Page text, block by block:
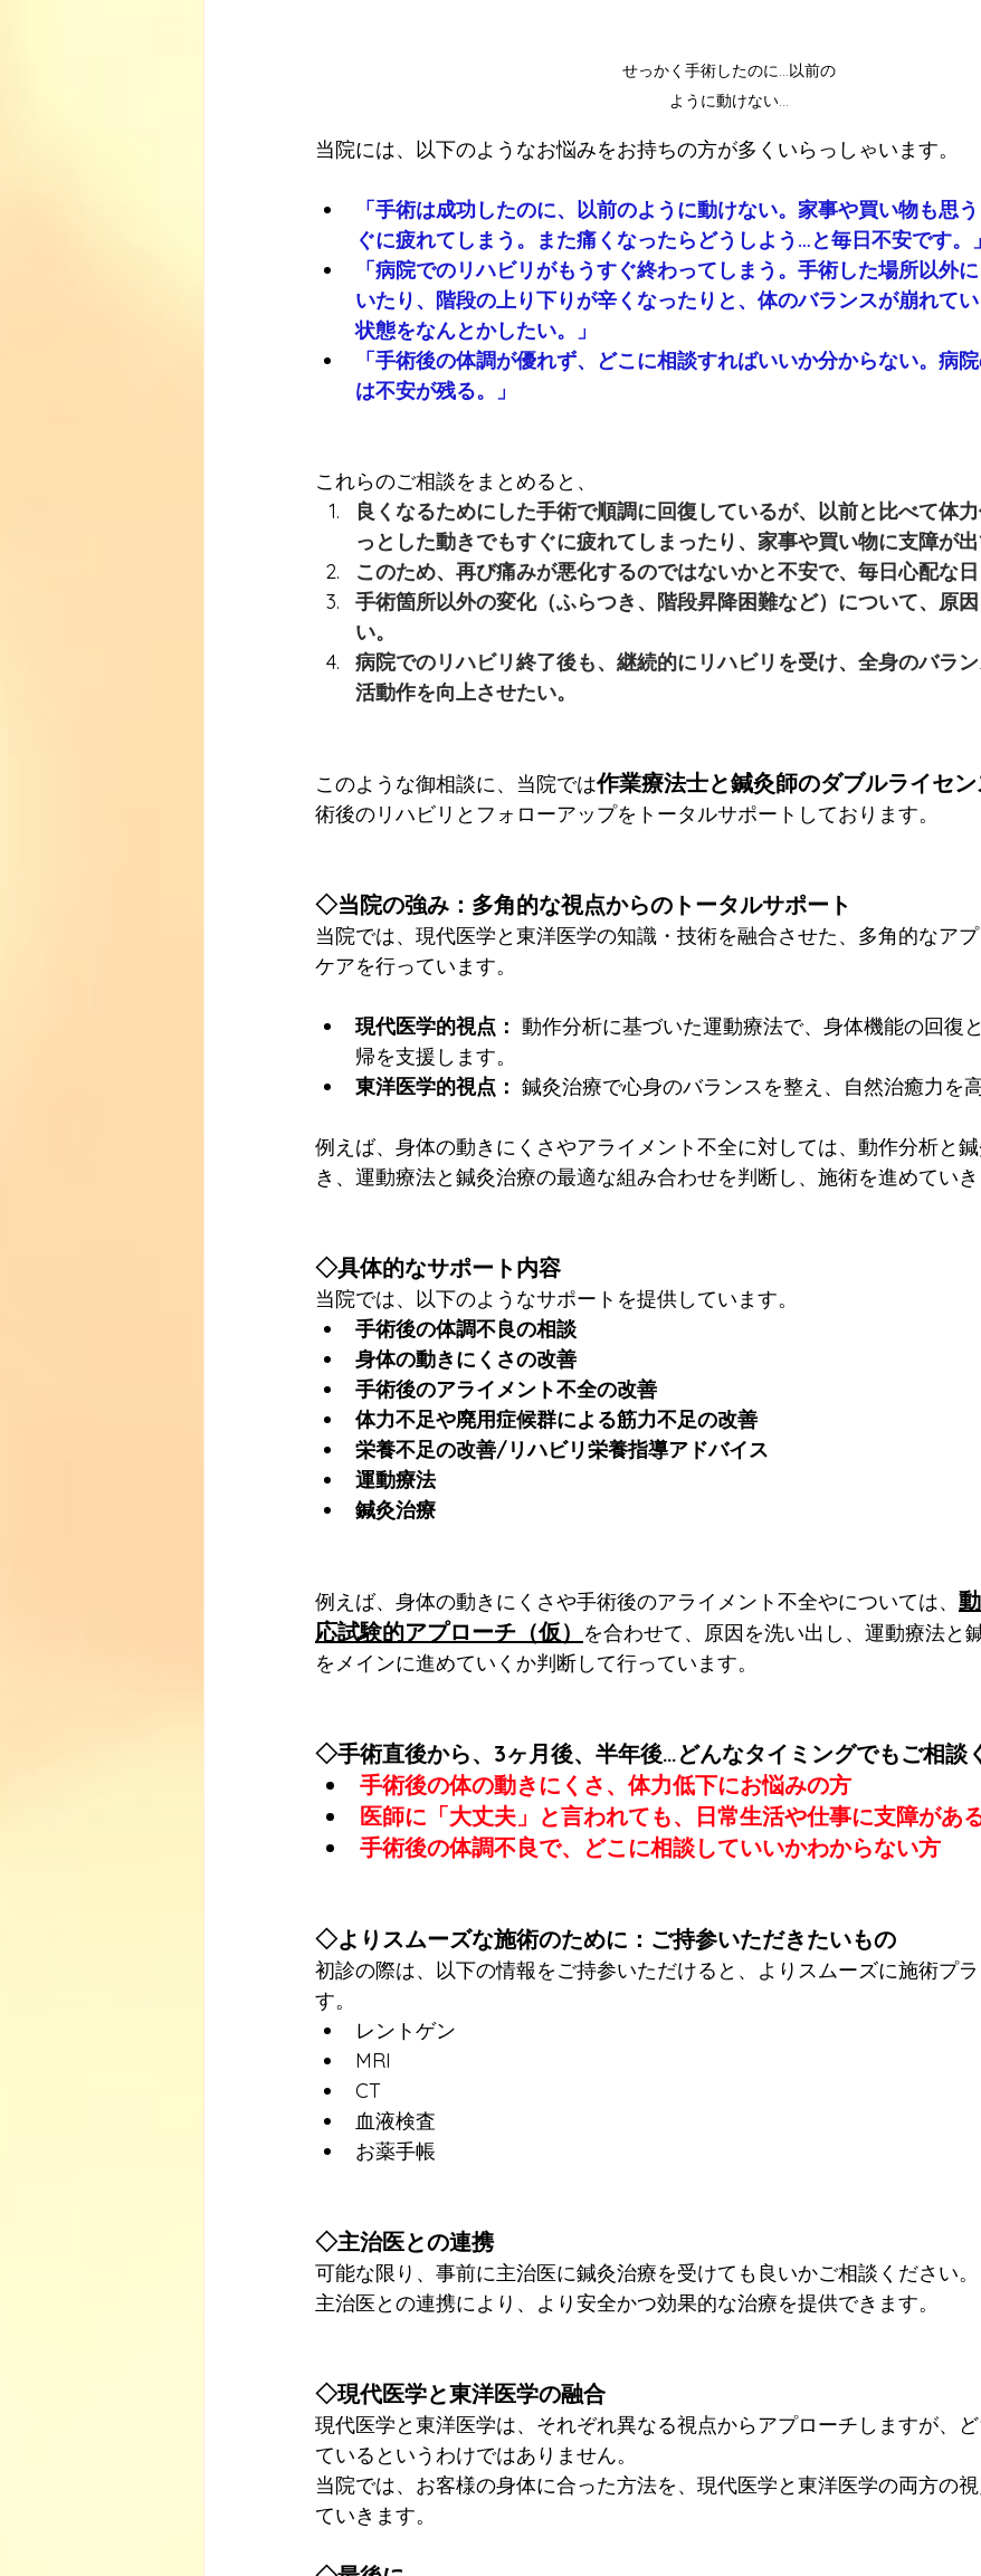
せっかく手術したのに…以前の
ように動けない…
当院には、以下のようなお悩みをお持ちの方が多くいらっしゃいます。
「手術は成功したのに、以前のように動けない。家事や買い物も思
ぐに疲れてしまう。また痛くなったらどうしよう…と毎日不安です。」
「病院でのリハビリがもうすぐ終わってしまう。手術した場所以外
いたり、階段の上り下りが辛くなったりと、体のバランスが崩れて
状態をなんとかしたい。」
「手術後の体調が優れず、どこに相談すればいいか分からない。病
は不安が残る。」
これらのご相談をまとめると、
良くなるためにした手術で順調に回復しているが、以前と比べて体
っとした動きでもすぐに疲れてしまったり、家事や買い物に支障が出
このため、再び痛みが悪化するのではないかと不安で、毎日心配な日
手術箇所以外の変化（ふらつき、階段昇降困難など）について、原
い。
病院でのリハビリ終了後も、継続的にリハビリを受け、全身のバラ
活動作を向上させたい。
このような御相談に、当院では作業療法士と鍼灸師のダブルライセン
術後のリハビリとフォローアップをトータルサポートしております。
◇当院の強み：多角的な視点からのトータルサポート
当院では、現代医学と東洋医学の知識・技術を融合させた、多角的なア
ケアを行っています。
現代医学的視点： 動作分析に基づいた運動療法で、身体機能の回復
帰を支援します。
東洋医学的視点： 鍼灸治療で心身のバランスを整え、自然治癒力を高
例えば、身体の動きにくさやアライメント不全に対しては、動作分析と
き、運動療法と鍼灸治療の最適な組み合わせを判断し、施術を進めていき
◇具体的なサポート内容
当院では、以下のようなサポートを提供しています。
手術後の体調不良の相談
身体の動きにくさの改善
手術後のアライメント不全の改善
体力不足や廃用症候群による筋力不足の改善
栄養不足の改善/リハビリ栄養指導アドバイス
運動療法
鍼灸治療
例えば、身体の動きにくさや手術後のアライメント不全やについては、
応試験的アプローチ（仮）
を合わせて、原因を洗い出し、運動療法と
をメインに進めていくか判断して行っています。
◇手術直後から、3ヶ月後、半年後…どんなタイミングでもご相談
手術後の体の動きにくさ、体力低下にお悩みの方
医師に「大丈夫」と言われても、日常生活や仕事に支障があ
手術後の体調不良で、どこに相談していいかわからない方
◇よりスムーズな施術のために：ご持参いただきたいもの
初診の際は、以下の情報をご持参いただけると、よりスムーズに施術プ
す。
レントゲン
MRI
CT
血液検査
お薬手帳
◇主治医との連携
可能な限り、事前に主治医に鍼灸治療を受けても良いかご相談ください。
主治医との連携により、より安全かつ効果的な治療を提供できます。
◇現代医学と東洋医学の融合
現代医学と東洋医学は、それぞれ異なる視点からアプローチしますが、
ているというわけではありません。
当院では、お客様の身体に合った方法を、現代医学と東洋医学の両方の
ていきます。